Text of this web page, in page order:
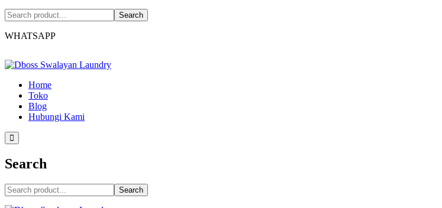
Search
WHATSAPP
Home
Toko
Blog
Hubungi Kami
Search
Search